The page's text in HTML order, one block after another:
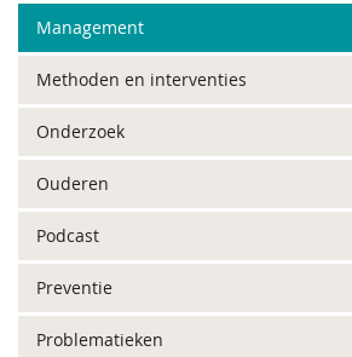
Management
Methoden en interventies
Onderzoek
Ouderen
Podcast
Preventie
Problematieken